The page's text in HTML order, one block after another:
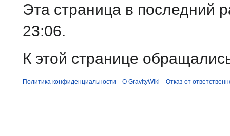
Эта страница в последний
23:06.
К этой странице
Политика конфиденциальности О GravityWiki Отказ от